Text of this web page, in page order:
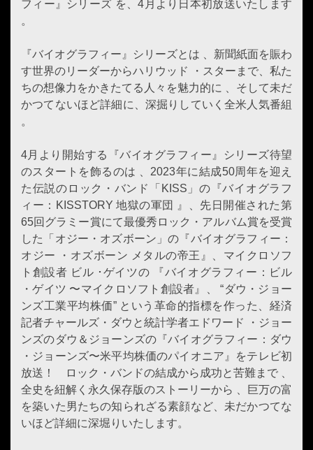
フィー』シリーズ を、4月より日本初放送いたします
。
『バイオグラフィー』シリーズとは 、新聞紙面を賑わ
す世界のリーダーからハリウッド ・スターまで、私た
ちの想像力をかきたてる人々を魅力的に 、そして未だ
かつてないほど詳細に、深掘りしていく全米人気番組
。
4月より開始する『バイオグラフィー』シリーズ待望
のスタートを飾るのは 、2023年に結成50周年を迎え
た伝説のロック・バンド「KISS」の『バイオグラフ
ィー：KISSTORY 地獄の軍団 』、先日開催された第
65回グラミー賞にて最優秀ロック・アルバム賞を受賞
した「オジー・オズボーン」の『バイオグラフィー：
オジー ・オズボーン メタルの帝王』、マイクロソフ
ト創設者 ビル ･ゲイツの 『バイオグラフィー：ビル
・ゲイツ 〜マイクロソフト創設者』、 “ダウ・ジョー
ンズ工業平均株価” という革命的指標を作った、経済
記者チャールズ・ダウと統計学者エドワード ・ジョー
ンズのダウ＆ジョーンズの『バイオグラフィー：ダウ
・ジョーンズ〜米平均株価のパイオニア』をテレビ初
放送！ ロック・バンドの結成から成功と苦難まで 、
全史を紐解く永久保存版のストーリーから 、巨万の富
を築いた男たちの知られざる素顔など、未だかつてな
いほど詳細に深堀りいたします。